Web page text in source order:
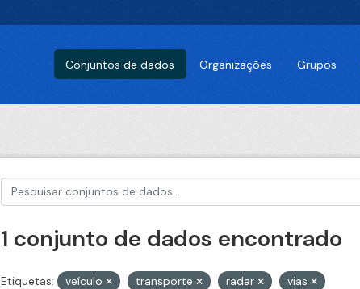
Conjuntos de dados Organizações Grupos
1 conjunto de dados encontrado
Etiquetas: veículo transporte radar
vias